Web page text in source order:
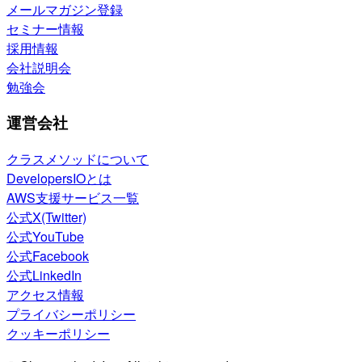
メールマガジン登録
セミナー情報
採用情報
会社説明会
勉強会
運営会社
クラスメソッドについて
DevelopersIOとは
AWS支援サービス一覧
公式X(Twitter)
公式YouTube
公式Facebook
公式LinkedIn
アクセス情報
プライバシーポリシー
クッキーポリシー